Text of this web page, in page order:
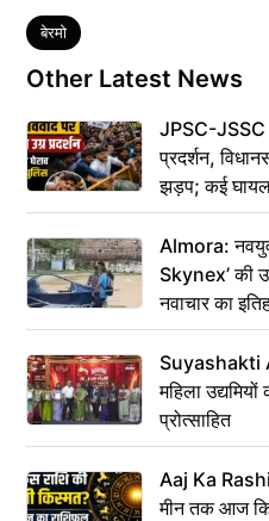
Tags
बेरमो
Other Latest News
JPSC-JSSC
प्रदर्शन,
झड़प; कई
Almora:
Skynex’ की
नवाचार का
Suyashakti
महिला
प्रोत्साहित
Aaj Ka
मीन तक आज